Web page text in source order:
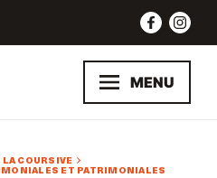
MENU
LA COURSIVE
ET PATRIMONIALES